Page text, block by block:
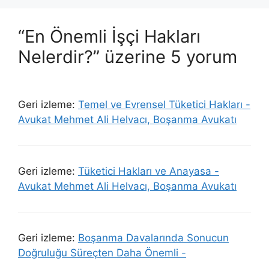
“En Önemli İşçi Hakları
Nelerdir?” üzerine 5 yorum
Geri izleme: Temel ve Evrensel Tüketici Hakları -
Avukat Mehmet Ali Helvacı, Boşanma Avukatı
Geri izleme: Tüketici Hakları ve Anayasa -
Avukat Mehmet Ali Helvacı, Boşanma Avukatı
Geri izleme: Boşanma Davalarında Sonucun
Doğruluğu Süreçten Daha Önemli -